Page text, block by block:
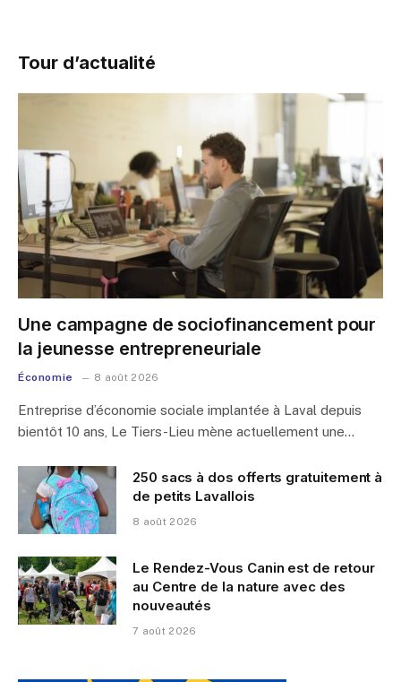
Tour d’actualité
Une campagne de sociofinancement pour
la jeunesse entrepreneuriale
Économie 8 août 2026
Entreprise d’économie sociale implantée à Laval depuis
bientôt 10 ans, Le Tiers-Lieu mène actuellement une…
250 sacs à dos offerts gratuitement à
de petits Lavallois
8 août 2026
Le Rendez-Vous Canin est de retour
au Centre de la nature avec des
nouveautés
7 août 2026